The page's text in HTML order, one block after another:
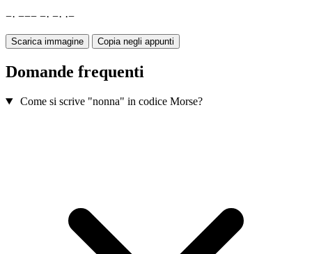
−· −−− −· −· ·−
Scarica immagine Copia negli appunti
Domande frequenti
Come si scrive "nonna" in codice Morse?